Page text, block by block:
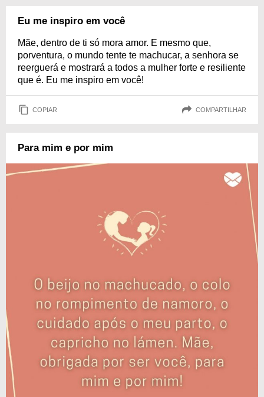
Eu me inspiro em você
Mãe, dentro de ti só mora amor. E mesmo que,
porventura, o mundo tente te machucar, a senhora se
reerguerá e mostrará a todos a mulher forte e resiliente
que é. Eu me inspiro em você!
COPIAR COMPARTILHAR
Para mim e por mim